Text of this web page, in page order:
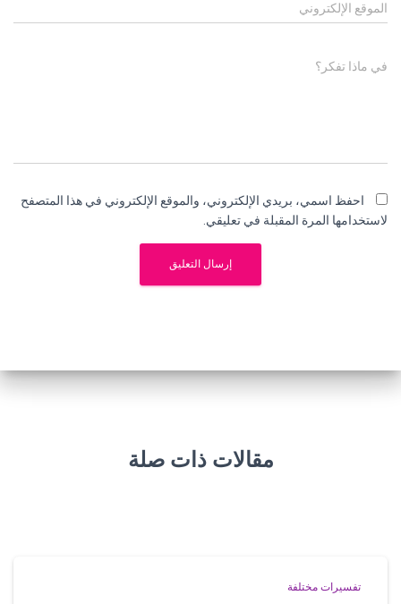
الموقع الإلكتروني
في ماذا تفكر؟
احفظ اسمي، بريدي الإلكتروني، والموقع الإلكتروني في هذا المتصفح
لاستخدامها المرة المقبلة في تعليقي.
مقالات ذات صلة
تفسيرات مختلفة